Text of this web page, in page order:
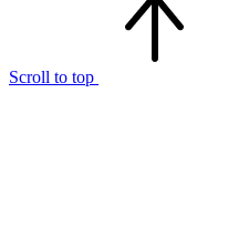
Scroll to top